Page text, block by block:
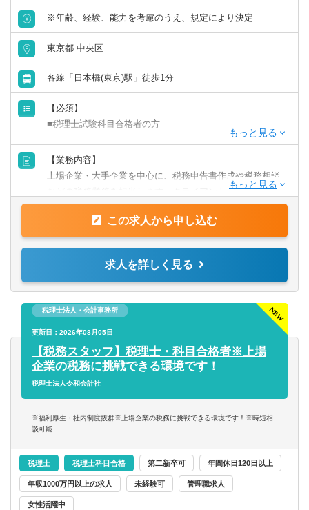
※年齢、経験、能力を考慮のうえ、規定により決定
東京都 中央区
各線「日本橋(東京)駅」徒歩1分
【必須】
■税理士試験科目合格者の方
【歓迎】
■監査法人にて実務経験のある方
■事業会社経理にて実務経験のある方
【業務内容】
上場企業・大手企業を中心に、税務申告書作成や税務相談
などの税務業務を担当します。クライアントに寄り添いな
【業務詳細】
■各種税務申告書作成
■年末調整、確定申告業務
■法人設立に関する手続き及び届出
■税務デューデリジェンス
■税務相談、コンサルティング業務（連結納税や組織再編
等）
【得られる経験や知識】
■上場企業・大企業の高度な税務スキル
■クライアントを一貫して担当する経験
■領域ごとでクライアントを区切らないため、税務の専門家
■長期的なキャリア形成
この求人から申し込む
求人を詳しく見る
税理士法人・会計事務所
更新日：2026年08月05日
【税務スタッフ】税理士・科目合格者※上場
企業の税務に挑戦できる環境です！
税理士法人令和会計社
※福利厚生・社内制度抜群※上場企業の税務に挑戦できる環境です！※時短相
談可能
税理士 税理士科目合格 第二新卒可 年間休日120日以上
年収1000万円以上の求人 未経験可 管理職求人
女性活躍中
群馬県 埼玉県
神奈川県
新潟県 富山県
石川県 福井県
山梨県 長野県
岐阜県
愛知県 三重県
関西
滋賀県 京都府
大阪府 兵庫県
奈良県
会計事務所・税理士法人
金融専門職
すべて選択する
投資銀行系業務
投資事業
経営／企画／管理／事務
すべて選択する
経理／財務／管理会計
財務／管理会計
事務／秘書
事務／アシスタント